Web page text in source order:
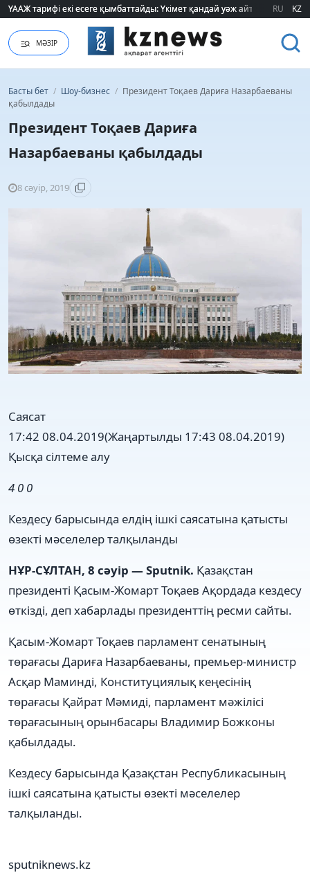
ҮААЖ тарифі екі есеге қымбаттайды: Үкімет қандай уәж айтады?
ҮААЖ тарифі екі есеге қымбаттайды: Үкімет қандай уәж айтады? RU KZ
МӘЗІР
Басты бет / Шоу-бизнес / Президент Тоқаев Дариға Назарбаеваны
қабылдады
Президент Тоқаев Дариға
Назарбаеваны қабылдады
8 сәуір, 2019
Саясат
17:42 08.04.2019(Жаңартылды 17:43 08.04.2019)
Қысқа сілтеме алу
4 0 0
Кездесу барысында елдің ішкі саясатына қатысты
өзекті мәселелер талқыланды
НҰР-СҰЛТАН, 8 сәуір — Sputnik. Қазақстан
президенті Қасым-Жомарт Тоқаев Ақордада кездесу
өткізді, деп хабарлады президенттің ресми сайты.
Қасым-Жомарт Тоқаев парламент сенатының
төрағасы Дариға Назарбаеваны, премьер-министр
Асқар Маминді, Конституциялық кеңесінің
төрағасы Қайрат Мәмиді, парламент мәжілісі
төрағасының орынбасары Владимир Божконы
қабылдады.
Кездесу барысында Қазақстан Республикасының
ішкі саясатына қатысты өзекті мәселелер
талқыланды.
sputniknews.kz